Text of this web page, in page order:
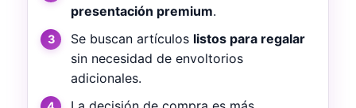
presentación premium.
Se buscan artículos listos para regalar
sin necesidad de envoltorios
adicionales.